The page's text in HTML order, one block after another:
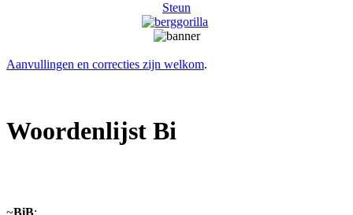
Steun
Aanvullingen en correcties zijn welkom.
Woordenlijst Bi
~BiB: